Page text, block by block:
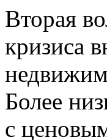
Вторая
кризиса
Более
с